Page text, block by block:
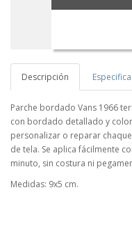
Descripción
Parche bordado Vans 1966
con bordado detallado y
personalizar o reparar
de tela. Se aplica fácilmente
minuto, sin costura ni
Medidas: 9x5 cm.